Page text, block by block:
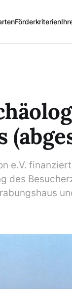
Förderkriterien
e.V.
des